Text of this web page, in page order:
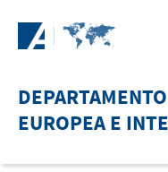
EUROPEA E